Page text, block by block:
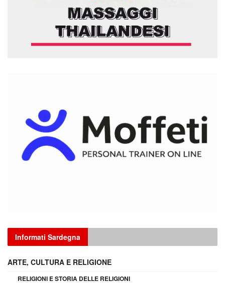
Informati Sardegna
ARTE, CULTURA E RELIGIONE
RELIGIONI E STORIA DELLE RELIGIONI